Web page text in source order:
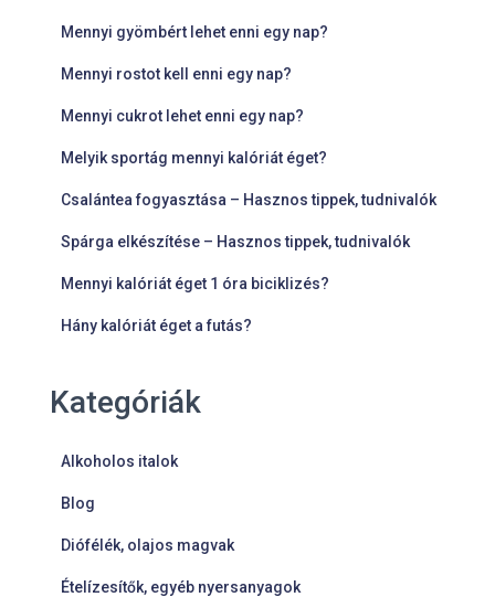
Mennyi gyömbért lehet enni egy nap?
Mennyi rostot kell enni egy nap?
Mennyi cukrot lehet enni egy nap?
Melyik sportág mennyi kalóriát éget?
Csalántea fogyasztása – Hasznos tippek, tudnivalók
Spárga elkészítése – Hasznos tippek, tudnivalók
Mennyi kalóriát éget 1 óra biciklizés?
Hány kalóriát éget a futás?
Kategóriák
Alkoholos italok
Blog
Diófélék, olajos magvak
Ételízesítők, egyéb nyersanyagok